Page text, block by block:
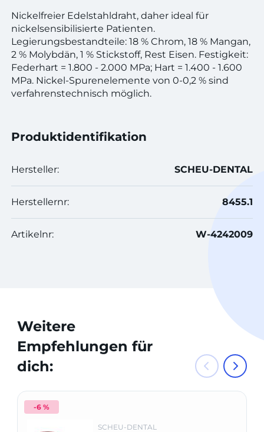
Nickelfreier Edelstahldraht, daher ideal für
nickelsensibilisierte Patienten.
Legierungsbestandteile: 18 % Chrom, 18 % Mangan,
2 % Molybdän, 1 % Stickstoff, Rest Eisen. Festigkeit:
Federhart = 1.800 - 2.000 MPa; Hart = 1.400 - 1.600
MPa. Nickel-Spurenelemente von 0-0,2 % sind
verfahrenstechnisch möglich.
Produktidentifikation
Hersteller: SCHEU-DENTAL
Herstellernr: 8455.1
Artikelnr: W-4242009
Weitere
Empfehlungen für
dich:
-6 %
SCHEU-DENTAL